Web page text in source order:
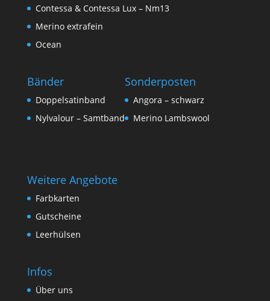
Contessa & Contessa Lux – Nm13
Merino extrafein
Ocean
Bänder
Doppelsatinband
Nylvalour – Samtband
Sonderposten
Angora – schwarz
Merino Lambswool
Weitere Angebote
Farbkarten
Gutscheine
Leerhülsen
Infos
Über uns